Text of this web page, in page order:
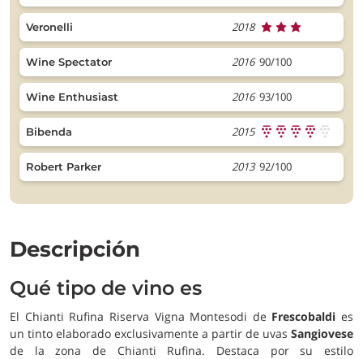
Veronelli 2018
Wine Spectator 2016 90/100
Wine Enthusiast 2016 93/100
Bibenda 2015
Robert Parker 2013 92/100
Descripción
Qué tipo de vino es
El Chianti Rufina Riserva Vigna Montesodi de Frescobaldi es
un tinto elaborado exclusivamente a partir de uvas Sangiovese
de la zona de Chianti Rufina. Destaca por su estilo